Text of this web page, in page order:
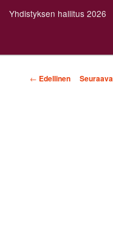
Yhdistyksen hallitus 2026
Artikkelien
← Edellinen Seuraava